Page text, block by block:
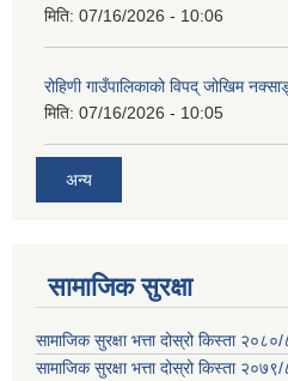
मिति: 07/16/2026 - 10:06
रोहिणी गाउँपालिकाको विपद् जोखिम
मिति: 07/16/2026 - 10:05
अन्य
सामाजिक सुरक्षा
सामाजिक सुरक्षा भत्ता दोस्रो किस्ता
सामाजिक सुरक्षा भत्ता दोस्रो किस्ता